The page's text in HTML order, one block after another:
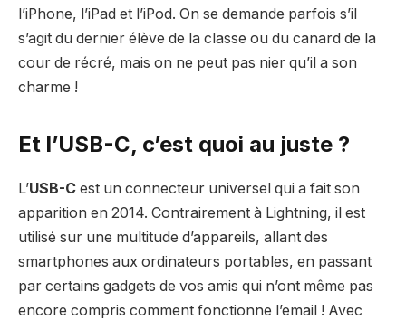
l’iPhone, l’iPad et l’iPod. On se demande parfois s’il
s’agit du dernier élève de la classe ou du canard de la
cour de récré, mais on ne peut pas nier qu’il a son
charme !
Et l’USB-C, c’est quoi au juste ?
L’USB-C est un connecteur universel qui a fait son
apparition en 2014. Contrairement à Lightning, il est
utilisé sur une multitude d’appareils, allant des
smartphones aux ordinateurs portables, en passant
par certains gadgets de vos amis qui n’ont même pas
encore compris comment fonctionne l’email ! Avec